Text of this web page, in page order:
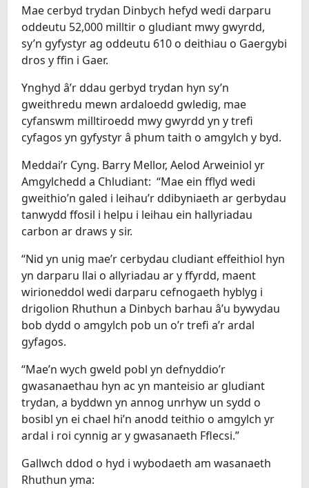
Mae cerbyd trydan Dinbych hefyd wedi darparu
oddeutu 52,000 milltir o gludiant mwy gwyrdd,
sy’n gyfystyr ag oddeutu 610 o deithiau o Gaergybi
dros y ffin i Gaer.
Ynghyd â’r ddau gerbyd trydan hyn sy’n
gweithredu mewn ardaloedd gwledig, mae
cyfanswm milltiroedd mwy gwyrdd yn y trefi
cyfagos yn gyfystyr â phum taith o amgylch y byd.
Meddai’r Cyng. Barry Mellor, Aelod Arweiniol yr
Amgylchedd a Chludiant: “Mae ein fflyd wedi
gweithio’n galed i leihau’r ddibyniaeth ar gerbydau
tanwydd ffosil i helpu i leihau ein hallyriadau
carbon ar draws y sir.
“Nid yn unig mae’r cerbydau cludiant effeithiol hyn
yn darparu llai o allyriadau ar y ffyrdd, maent
wirioneddol wedi darparu cefnogaeth hyblyg i
drigolion Rhuthun a Dinbych barhau â’u bywydau
bob dydd o amgylch pob un o’r trefi a’r ardal
gyfagos.
“Mae’n wych gweld pobl yn defnyddio’r
gwasanaethau hyn ac yn manteisio ar gludiant
trydan, a byddwn yn annog unrhyw un sydd o
bosibl yn ei chael hi’n anodd teithio o amgylch yr
ardal i roi cynnig ar y gwasanaeth Fflecsi.”
Gallwch ddod o hyd i wybodaeth am wasanaeth
Rhuthun yma: